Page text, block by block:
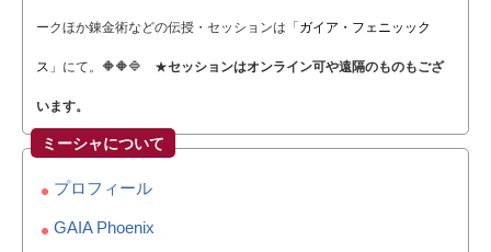
ークほか錬金術などの伝授・セッションは「 ガイア・フェニッック
ス 」にて。🔶🔶🔷 ★セッションはオンライン可や遠隔のものもござ
います。
ミーシャについて
プロフィール
GAIA Phoenix